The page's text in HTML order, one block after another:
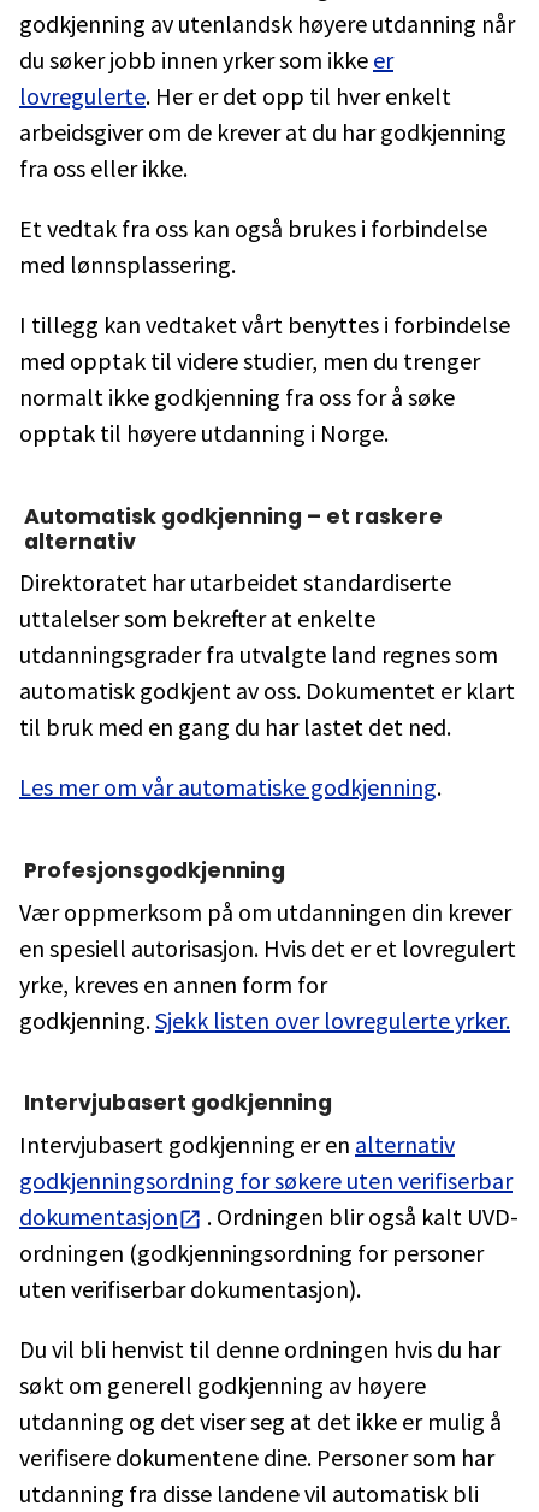
godkjenning av utenlandsk høyere utdanning når
du søker jobb innen yrker som ikke er
lovregulerte. Her er det opp til hver enkelt
arbeidsgiver om de krever at du har godkjenning
fra oss eller ikke.
Et vedtak fra oss kan også brukes i forbindelse
med lønnsplassering.
I tillegg kan vedtaket vårt benyttes i forbindelse
med opptak til videre studier, men du trenger
normalt ikke godkjenning fra oss for å søke
opptak til høyere utdanning i Norge.
Automatisk godkjenning – et raskere
alternativ
Direktoratet har utarbeidet standardiserte
uttalelser som bekrefter at enkelte
utdanningsgrader fra utvalgte land regnes som
automatisk godkjent av oss. Dokumentet er klart
til bruk med en gang du har lastet det ned.
Les mer om vår automatiske godkjenning.
Profesjonsgodkjenning
Vær oppmerksom på om utdanningen din krever
en spesiell autorisasjon. Hvis det er et lovregulert
yrke, kreves en annen form for
godkjenning.Sjekk listen over lovregulerte yrker.
Intervjubasert godkjenning
Intervjubasert godkjenning er en alternativ
godkjenningsordning for søkere uten verifiserbar
dokumentasjon
. Ordningen blir også kalt UVD-
ordningen (godkjenningsordning for personer
uten verifiserbar dokumentasjon).
Du vil bli henvist til denne ordningen hvis du har
søkt om generell godkjenning av høyere
utdanning og det viser seg at det ikke er mulig å
verifisere dokumentene dine. Personer som har
utdanning fra disse landene vil automatisk bli